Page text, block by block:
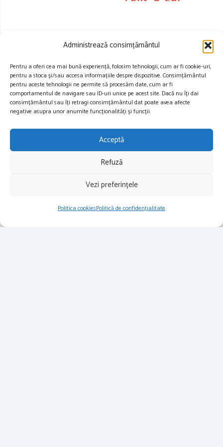
Administrează consimțământul
Pentru a oferi cea mai bună experiență, folosim tehnologii, cum ar fi cookie-uri,
pentru a stoca și/sau accesa informațiile despre dispozitive. Consimțământul
pentru aceste tehnologii ne permite să procesăm date, cum ar fi
comportamentul de navigare sau ID-uri unice pe acest site. Dacă nu îți dai
consimțământul sau îți retragi consimțământul dat poate avea afecte
negative asupra unor anumite funcționalități și funcții.
Acceptă
Refuză
Vezi preferințele
Politica cookiesPolitică de confidențialitate